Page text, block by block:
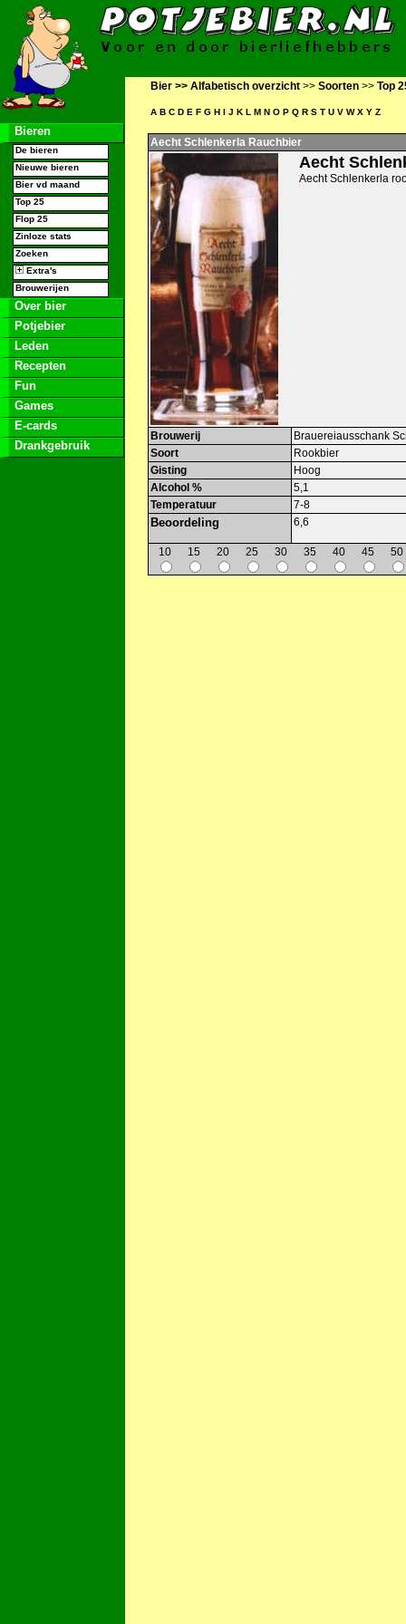
Bieren
De bieren
Nieuwe bieren
Bier vd maand
Top 25
Flop 25
Zinloze stats
Zoeken
Extra's
Brouwerijen
Over bier
Potjebier
Leden
Recepten
Fun
Games
E-cards
Drankgebruik
Bier >> Alfabetisch overzicht >> Soorten >> Top
A B C D E F G H I J K L M N O P Q R S T U V W X Y Z
Aecht Schlenkerla Rauchbier
Aecht
Aecht Schlenkerla
Brouwerij
Brauereiausschank
Soort
Rookbier
Gisting
Hoog
Alcohol %
5,1
Temperatuur
7-8
Beoordeling 6,6
10 15 20 25 30 35 40 45 50